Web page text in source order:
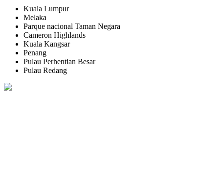
Kuala Lumpur
Melaka
Parque nacional Taman Negara
Cameron Highlands
Kuala Kangsar
Penang
Pulau Perhentian Besar
Pulau Redang